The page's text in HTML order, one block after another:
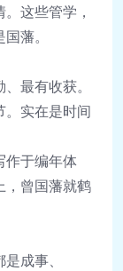
。这些管学，
国藩。
、最有收获。
。实在是时间
作于编年体
，曾国藩就鹤
成事、